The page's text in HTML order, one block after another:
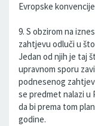
Evropske
9. S obzirom na
zahtjevu odluči u
Jedan od njih je taj
upravnom sporu
podnesenog
se predmet nalazi u
da bi prema tom
godine.